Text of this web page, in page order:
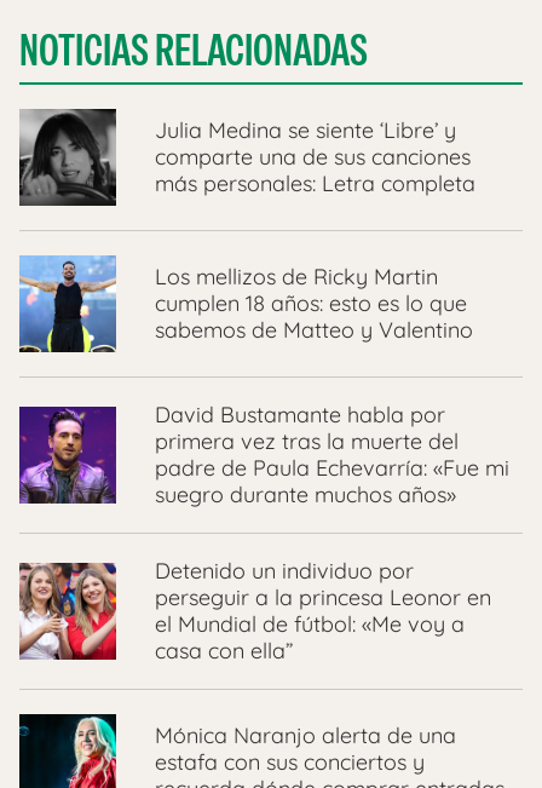
NOTICIAS RELACIONADAS
Julia Medina se siente ‘Libre’ y
comparte una de sus canciones
más personales: Letra completa
Los mellizos de Ricky Martin
cumplen 18 años: esto es lo que
sabemos de Matteo y Valentino
David Bustamante habla por
primera vez tras la muerte del
padre de Paula Echevarría: «Fue mi
suegro durante muchos años»
Detenido un individuo por
perseguir a la princesa Leonor en
el Mundial de fútbol: «Me voy a
casa con ella”
Mónica Naranjo alerta de una
estafa con sus conciertos y